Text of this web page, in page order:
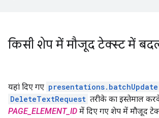
किसी शेप में मौजूद टेक्स्ट में
यहां दिए गए presentations.batchUpdate
DeleteTextRequest तरीके का इस्तेमाल
PAGE_ELEMENT_ID में दिए गए शेप में मौजूद